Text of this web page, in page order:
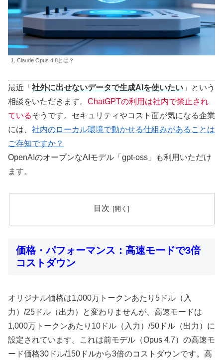
1. Claude Opus 4.8とは？
最近「 社外に出せないデータで生成AIを使いたい 」という
相談をいただきます。 ChatGPTの利用は社内で禁止され
ているそうです。セキュリティやコスト面が気になる企業
には、 社内のローカル環境で動かせる仕組みがあることは
ご存知ですか？
OpenAIのオープンなAIモデル「gpt-oss」も利用いただけ
ます。
目次
価格・パフォーマンス：高速モードで3倍
コストダウン
オリジナル価格は1,000万トークンあたり5ドル（入
力）/25ドル（出力）と変わりませんが、高速モードは
1,000万トークンあたり10ドル（入力）/50ドル（出力）に
設定されています。これは前モデル（Opus 4.7）の高速モ
ード価格30ドル/150ドルから3倍のコストダウンです。高